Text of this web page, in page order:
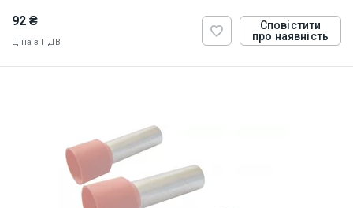
92 ₴
Ціна з ПДВ
Сповістити
про наявність